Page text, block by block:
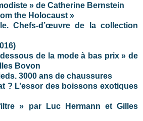
» de Catherine Bernstein
the Holocaust »
Chefs-d’œuvre de la collection
de la mode à bas prix » de
Bovon
3000 ans de chaussures
? L’essor des boissons exotiques
» par Luc Hermann et Gilles